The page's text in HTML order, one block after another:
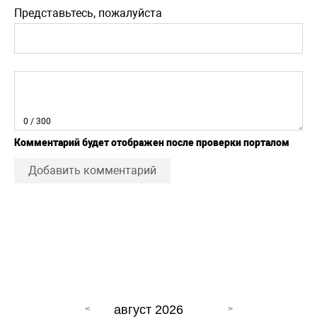
Представьтесь, пожалуйста
0 / 300
Комментарий будет отображен после проверки порталом
Добавить комментарий
август 2026